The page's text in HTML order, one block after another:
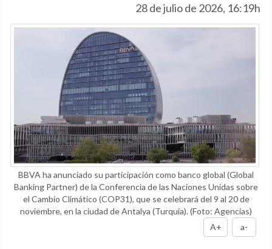
28 de julio de 2026, 16:19h
BBVA ha anunciado su participación como banco global (Global
Banking Partner) de la Conferencia de las Naciones Unidas sobre
el Cambio Climático (COP31), que se celebrará del 9 al 20 de
noviembre, en la ciudad de Antalya (Turquía).(Foto: Agencias)
A+
a-